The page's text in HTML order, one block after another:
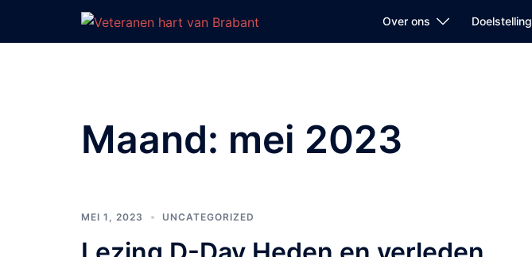
Over ons Doelstelling
Maand: mei 2023
MEI 1, 2023 UNCATEGORIZED